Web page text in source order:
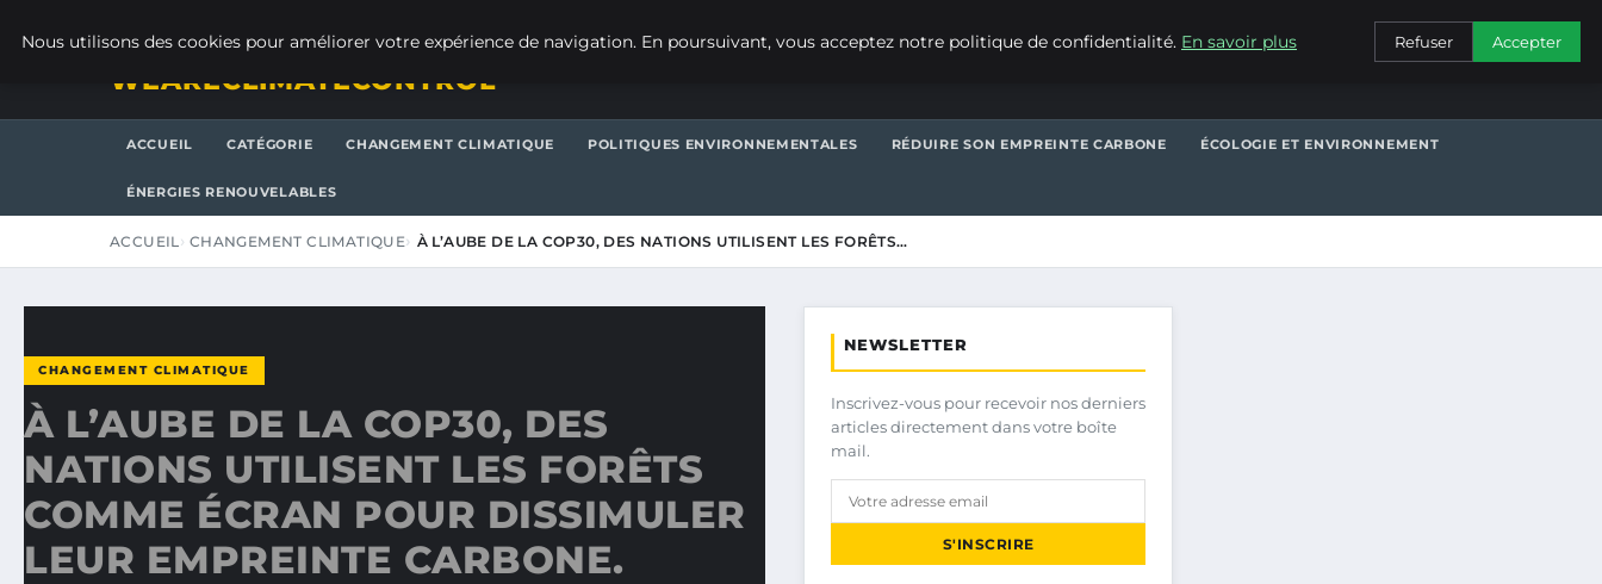
CONTACT
WEARECLIMATECONTROL
ACCUEIL CATÉGORIE CHANGEMENT CLIMATIQUE POLITIQUES ENVIRONNEMENTALES RÉDUIRE SON EMPREINTE CARBONE ÉCOLOGIE ET ENVIRONNEMENT
ÉNERGIES RENOUVELABLES
ACCUEIL CHANGEMENT CLIMATIQUE À L’AUBE DE LA COP30, DES NATIONS UTILISENT LES FORÊTS…
CHANGEMENT CLIMATIQUE
À L’AUBE DE LA COP30, DES
NATIONS UTILISENT LES FORÊTS
COMME ÉCRAN POUR DISSIMULER
LEUR EMPREINTE CARBONE.
NEWSLETTER
Inscrivez-vous pour recevoir nos derniers
articles directement dans votre boîte
mail.
S'INSCRIRE
Nous utilisons des cookies pour améliorer votre expérience de navigation. En poursuivant, vous acceptez notre politique de confidentialité. En savoir plus Refuser Accepter